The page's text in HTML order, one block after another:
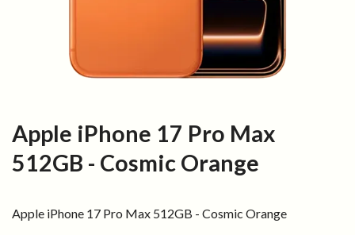
Apple iPhone 17 Pro Max
512GB - Cosmic Orange
Apple iPhone 17 Pro Max 512GB - Cosmic Orange